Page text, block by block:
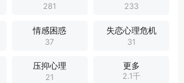
281 233
情感困惑
37
失恋心理危机
31
压抑心理
21
更多
2.1千